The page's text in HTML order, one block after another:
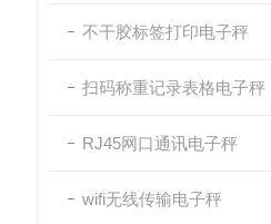
不干胶标签打印电子秤
扫码称重记录表格电子秤
RJ45网口通讯电子秤
wifi无线传输电子秤